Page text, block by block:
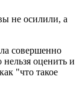
не осилили, а
совершенно
оценить и
"что такое